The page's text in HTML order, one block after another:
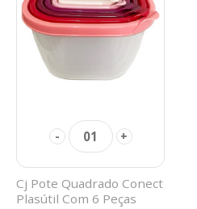
- 01 +
Cj Pote Quadrado Conect
Plasútil Com 6 Peças